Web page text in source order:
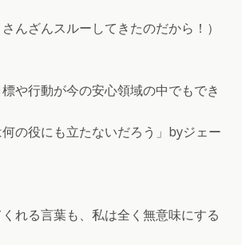
さんざんスルーしてきたのだから！）
標や行動が今の安心領域の中でもでき
の役にも立たないだろう」byジェー
れる言葉も、私は全く無意味にする